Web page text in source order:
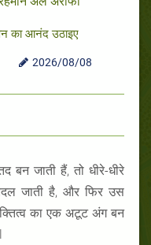
का आनंद उठाइए
2026/08/08
बन जाती हैं, तो धीरे-धीरे
जाती है, और फिर उस
का एक अटूट अंग बन